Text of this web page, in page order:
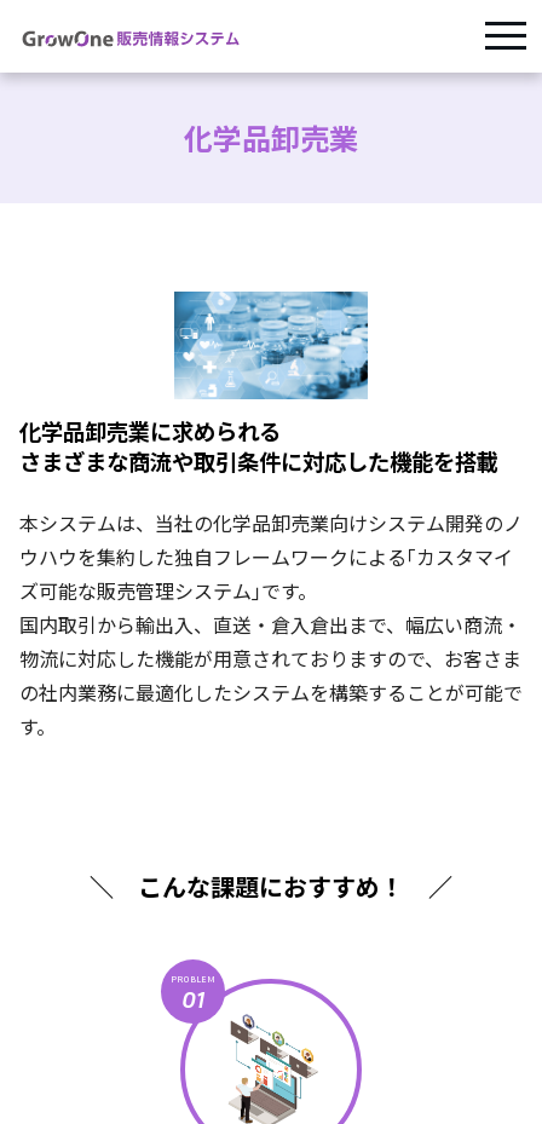
化学品卸売業
化学品卸売業に求められる
さまざまな商流や取引条件に対応した機能を搭載
本システムは、当社の化学品卸売業向けシステム開発のノ
ウハウを集約した独自フレームワークによる｢カスタマイ
ズ可能な販売管理システム｣です。
国内取引から輸出入、直送・倉入倉出まで、幅広い商流・
物流に対応した機能が用意されておりますので、お客さま
の社内業務に最適化したシステムを構築することが可能で
す。
＼ こんな課題におすすめ！ ／
PROBLEM
01